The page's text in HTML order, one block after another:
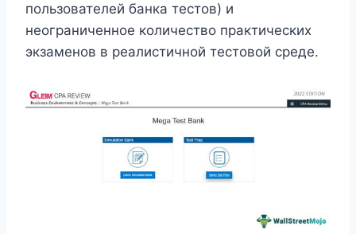
пользователей банка тестов) и
неограниченное количество практических
экзаменов в реалистичной тестовой среде.